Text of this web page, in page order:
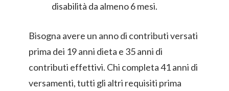
disabilità da almeno 6 mesi.
Bisogna avere un anno di contributi versati
prima dei 19 anni dieta e 35 anni di
contributi effettivi. Chi completa 41 anni di
versamenti, tutti gli altri requisiti prima